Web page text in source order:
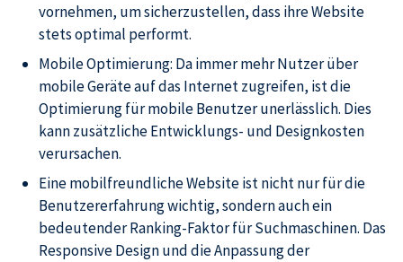
vornehmen, um sicherzustellen, dass ihre Website
stets optimal performt.
Mobile Optimierung: Da immer mehr Nutzer über
mobile Geräte auf das Internet zugreifen, ist die
Optimierung für mobile Benutzer unerlässlich. Dies
kann zusätzliche Entwicklungs- und Designkosten
verursachen.
Eine mobilfreundliche Website ist nicht nur für die
Benutzererfahrung wichtig, sondern auch ein
bedeutender Ranking-Faktor für Suchmaschinen. Das
Responsive Design und die Anpassung der